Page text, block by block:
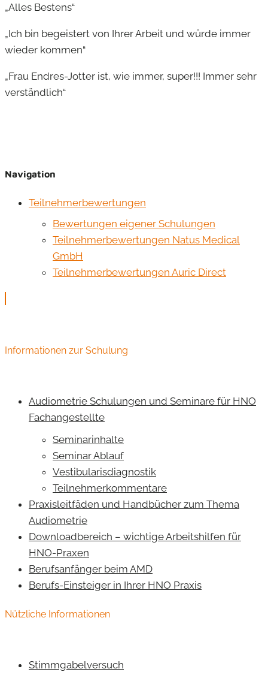
„Alles Bestens“
„Ich bin begeistert von Ihrer Arbeit und würde immer
wieder kommen“
„Frau Endres-Jotter ist, wie immer, super!!! Immer sehr
verständlich“
Navigation
Teilnehmerbewertungen
Bewertungen eigener Schulungen
Teilnehmerbewertungen Natus Medical
GmbH
Teilnehmerbewertungen Auric Direct
Informationen zur Schulung
Audiometrie Schulungen und Seminare für HNO
Fachangestellte
Seminarinhalte
Seminar Ablauf
Vestibularisdiagnostik
Teilnehmerkommentare
Praxisleitfäden und Handbücher zum Thema
Audiometrie
Downloadbereich – wichtige Arbeitshilfen für
HNO-Praxen
Berufsanfänger beim AMD
Berufs-Einsteiger in Ihrer HNO Praxis
Nützliche Informationen
Stimmgabelversuch